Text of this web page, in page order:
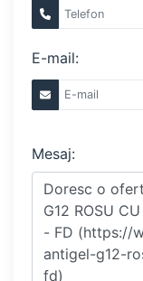
E-mail:
Mesaj: